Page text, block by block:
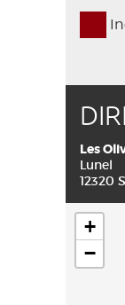
Les
Lunel
12320
+
−